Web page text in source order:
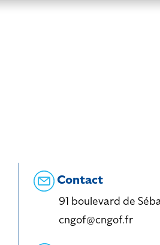
Contact
91 boulevard de
cngof@cngof.fr